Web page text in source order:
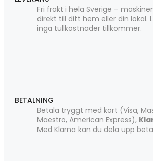
Fri frakt i hela Sverige –
direkt till ditt hem eller din lokal.
inga tullkostnader tillkommer.
BETALNING
Betala tryggt med kort (Visa,
Maestro, American Express),
Med Klarna kan du dela upp